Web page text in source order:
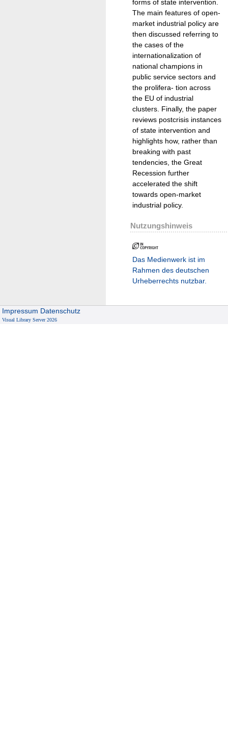
forms of state intervention.
The main features of open-
market industrial policy are
then discussed referring to
the cases of the
internationalization of
national champions in
public service sectors and
the prolifera- tion across
the EU of industrial
clusters. Finally, the paper
reviews postcrisis instances
of state intervention and
highlights how, rather than
breaking with past
tendencies, the Great
Recession further
accelerated the shift
towards open-market
industrial policy.
Nutzungshinweis
Das Medienwerk ist im
Rahmen des deutschen
Urheberrechts nutzbar.
Impressum Datenschutz
Visual Library Server 2026